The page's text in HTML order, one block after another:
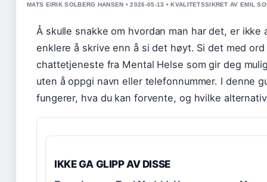
MATS EIRIK SOLBERG HANSEN • 2026-05-13 • KVALITETSSIKRET AV EMIL
Å skulle snakke om hvordan man har det, er
enklere å skrive enn å si det høyt. Si det med
chattetjeneste fra Mental Helse som gir deg
uten å oppgi navn eller telefonnummer. I denne
fungerer, hva du kan forvente, og hvilke
IKKE GA GLIPP AV DISSE